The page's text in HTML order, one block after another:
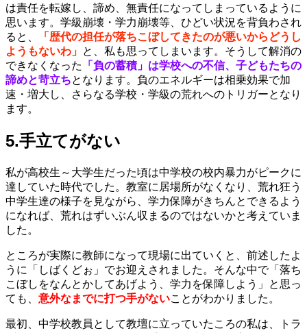
は責任を転嫁し、諦め、無責任になってしまっているように
思います。学級崩壊・学力崩壊等、ひどい状況を背負わされ
ると、
「歴代の担任が落ちこぼしてきたのが悪いからどうし
ようもないわ」 と、私も思ってしまいます。そうして解消の
できなくなった
「負の蓄積」は学校への不信、子どもたちの
諦めと苛立ちとなります。負のエネルギーは相乗効果で加
速・増大し、さらなる学校・学級の荒れへのトリガーとなり
ます。
5.手立てがない
私が高校生～大学生だった頃は中学校の校内暴力がピークに
達していた時代でした。教室に居場所がなくなり、荒れ狂う
中学生達の様子を見ながら、学力保障がきちんとできるよう
になれば、荒れはずいぶん収まるのではないかと考えていま
した。
ところが実際に教師になって現場に出ていくと、前述したよ
うに「しばくどぉ」でお迎えされました。そんな中で「落ち
こぼしをなんとかしてあげよう、学力を保障しよう」と思っ
ても、 意外なまでに打つ手がないことがわかりました。
最初、中学校教員として教壇に立っていたころの私は、トラ